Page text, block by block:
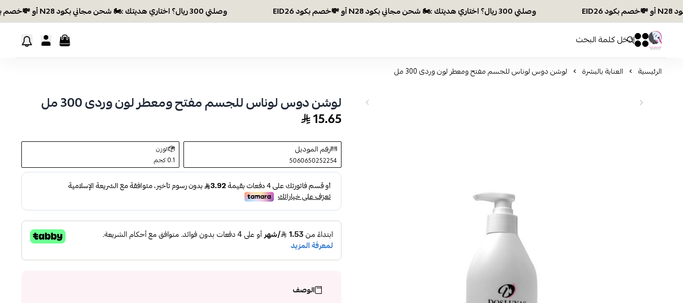
وصلتي 300 ريال؟ اختاري هديتك :🏍 شحن مجاني بكود N28 أو 💸خصم بكود EID26 وصلتي 300 ريال؟ اختاري هديتك :🏍 شحن مجاني بكود N28 أو 💸خصم بكود EID26
افكار ومخازن العناية
0 0
الرئيسية العناية بالبشرة لوشن دوس لوناس للجسم مفتح ومعطر لون وردى 300 مل
لوشن دوس لوناس للجسم مفتح ومعطر لون وردى 300 مل
15.65
رقم الموديل
5060650252254
الوزن
0.1 كجم
الوصف